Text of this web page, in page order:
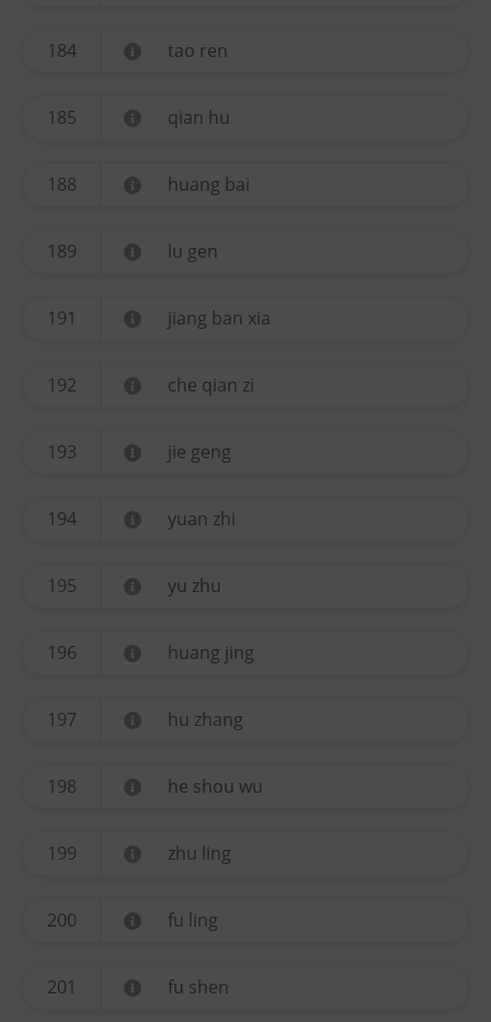
184 tao ren
185 qian hu
188 huang bai
189 lu gen
191 jiang ban xia
192 che qian zi
193 jie geng
194 yuan zhi
195 yu zhu
196 huang jing
197 hu zhang
198 he shou wu
199 zhu ling
200 fu ling
201 fu shen